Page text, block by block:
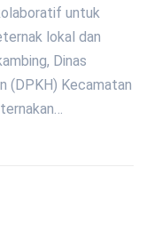
untuk
lokal dan
Dinas
(DPKH) Kecamatan